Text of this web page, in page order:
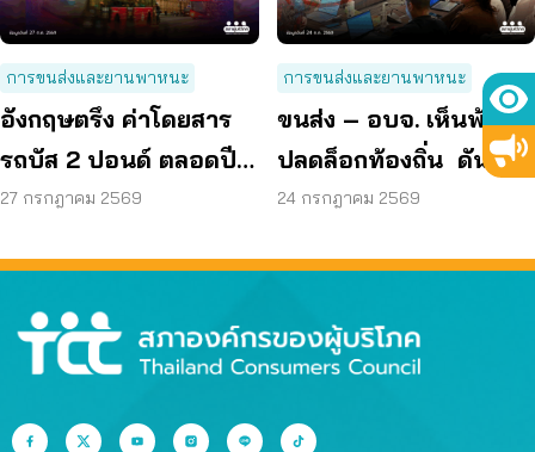
การขนส่งและยานพาหนะ
อังกฤษตรึง ค่าโดยสาร
รถบัส 2 ปอนด์ ตลอดปี
70 ลดค่าครองชีพ
27 กรกฎาคม 2569
การขนส่งและยานพาหนะ
ขนส่ง – อบจ. เห็นพ้อง
ปลดล็อกท้องถิ่น ดัน EV
Bus อยุธยา
24 กรกฎาคม 2569